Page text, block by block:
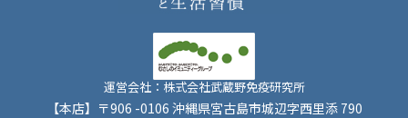
運営会社：株式会社武蔵野免疫研究所
【本店】〒906 -0106 沖縄県宮古島市城辺字西里添 790